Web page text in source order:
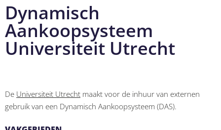
Dynamisch
Aankoopsysteem
Universiteit Utrecht
De Universiteit Utrecht maakt voor de inhuur van externen
gebruik van een Dynamisch Aankoopsysteem (DAS).